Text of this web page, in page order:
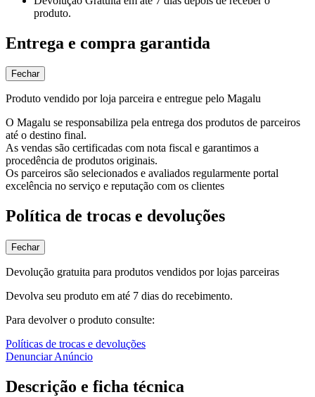
produto.
Entrega e compra garantida
Fechar
Produto vendido por loja parceira e entregue pelo Magalu
O Magalu se responsabiliza pela entrega dos produtos de parceiros
até o destino final.
As vendas são certificadas com nota fiscal e garantimos a
procedência de produtos originais.
Os parceiros são selecionados e avaliados regularmente portal
excelência no serviço e reputação com os clientes
Política de trocas e devoluções
Fechar
Devolução gratuita para produtos vendidos por lojas parceiras
Devolva seu produto em até 7 dias do recebimento.
Para devolver o produto consulte:
Políticas de trocas e devoluções
Denunciar Anúncio
Descrição e ficha técnica